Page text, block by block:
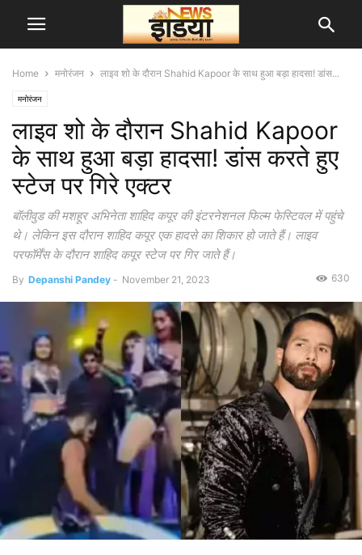
Home मनोरंजन लाइव शो के दौरान Shahid Kapoor के साथ हुआ बड़ा हादसा! डांस...
मनोरंजन
लाइव शो के दौरान Shahid Kapoor
के साथ हुआ बड़ा हादसा! डांस करते हुए
स्टेज पर गिरे एक्टर
बॉलीवुड की मशहूर अभिनेता शाहिद कपूर की इंटरनेशनल फिल्म फेस्टिवल में पहुंचे
थे। लेकिन इस दौरान शाहिद कपूर एक हादसे का शिकार हो जाते हैं। लाइव
परफॉर्मेंस के दौरान शाहिद कपूर स्टेज पर गिर जाते हैं।
By Depanshi Pandey - November 21, 2023 630